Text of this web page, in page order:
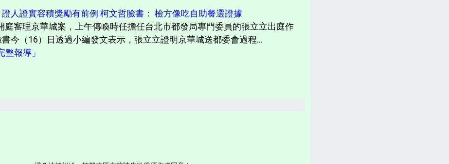
人證實容積獎勵有前例 柯文哲臉書： 檢方像吃自助餐選證據
庭審理京華城案，上午傳喚時任擔任台北市都發局專門委員的張立立出庭作
今（16）日透過小編發文表示，張立立證明京華城送都委會過程...
整報導」